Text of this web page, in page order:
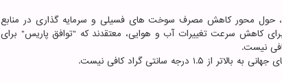
حول محور کاهش مصرف سوخت های فسیلی و سرمایه گذاری در منابع
کاهش سرعت تغییرات آب و هوایی، معتقدند که "توافق پاریس" برای
سانتی گراد کافی نیست.